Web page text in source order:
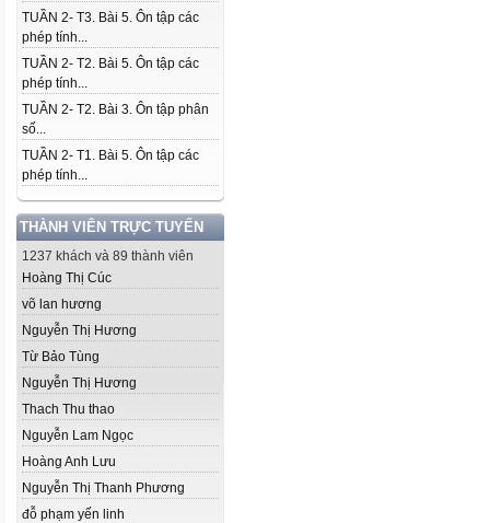
TUẦN 2- T3. Bài 5. Ôn tập các
phép tính...
TUẦN 2- T2. Bài 5. Ôn tập các
phép tính...
TUẦN 2- T2. Bài 3. Ôn tập phân
số...
TUẦN 2- T1. Bài 5. Ôn tập các
phép tính...
THÀNH VIÊN TRỰC TUYẾN
1237 khách và 89 thành viên
Hoàng Thị Cúc
võ lan hương
Nguyễn Thị Hương
Từ Bảo Tùng
Nguyễn Thị Hương
Thach Thu thao
Nguyễn Lam Ngọc
Hoàng Anh Lưu
Nguyễn Thị Thanh Phương
đỗ phạm yến linh